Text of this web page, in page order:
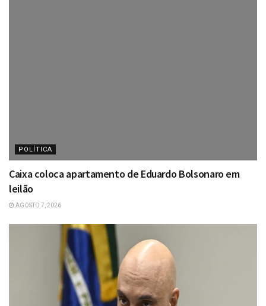
POLÍTICA
Caixa coloca apartamento de Eduardo Bolsonaro em
leilão
AGOSTO 7, 2026